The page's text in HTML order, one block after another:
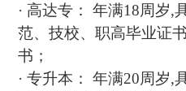
· 高达专： 年满18周岁,
范、技校、职高毕业证
书；
· 专升本： 年满20周岁,